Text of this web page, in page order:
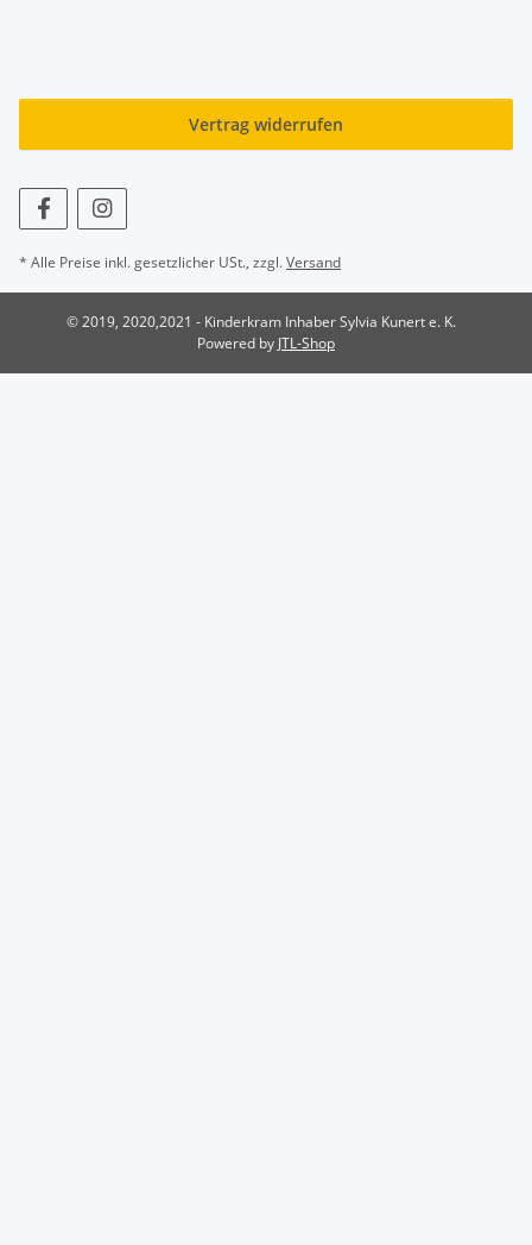
Vertrag widerrufen
* Alle Preise inkl. gesetzlicher USt., zzgl.Versand
© 2019, 2020,2021 - Kinderkram Inhaber Sylvia Kunert e. K.
Powered by JTL-Shop